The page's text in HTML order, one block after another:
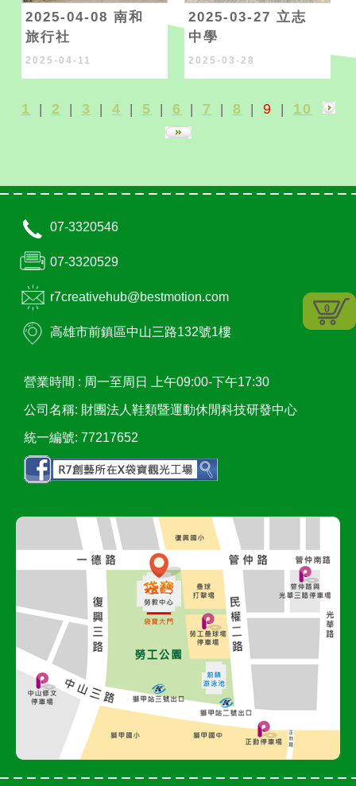
0
2025-04-08 南和
旅行社
2025-04-11
2025-03-27 立志
中學
2025-03-28
1 | 2 | 3 | 4 | 5 | 6 | 7 | 8 | 9 | 10
07-3320546
07-3320529
r7creativehub@bestmotion.com
高雄市前鎮區中山三路132號1樓
營業時間 : 周一至周日 上午09:00-下午17:30
公司名稱: 財團法人鞋類暨運動休閒科技研發中心
統一編號: 77217652